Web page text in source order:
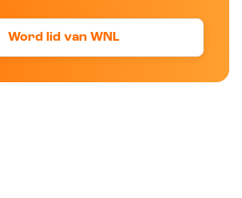
Word lid van WNL